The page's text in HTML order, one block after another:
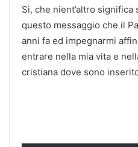
Sì, che nient’altro significa
questo messaggio che il
anni fa ed impegnarmi
entrare nella mia vita e
cristiana dove sono